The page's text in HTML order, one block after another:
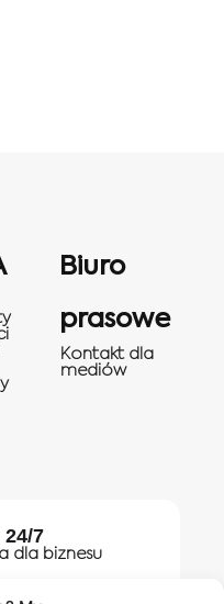
Biuro
prasowe
Kontakt dla
mediów
7
dla biznesu